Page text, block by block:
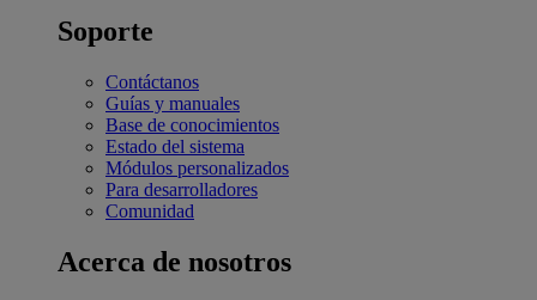
Soporte
Contáctanos
Guías y manuales
Base de conocimientos
Estado del sistema
Módulos personalizados
Para desarrolladores
Comunidad
Acerca de nosotros